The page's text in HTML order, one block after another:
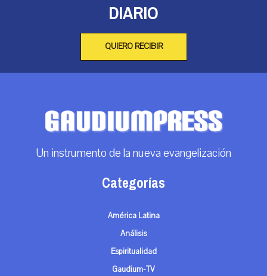
DIARIO
QUIERO RECIBIR
Un instrumento de la nueva evangelización
Categorías
América Latina
Análisis
Espiritualidad
Gaudium-TV